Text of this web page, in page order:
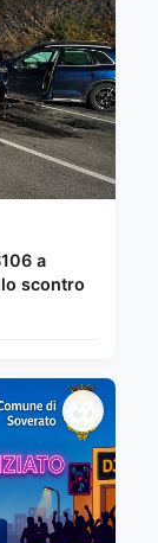
a
scontro